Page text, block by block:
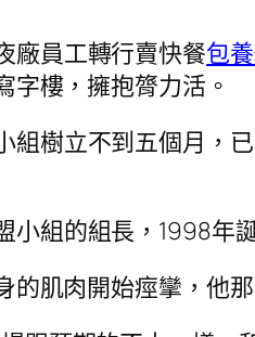
廠員工轉行賣快餐包
字樓，擁抱膂力活。
組樹立不到五個月，
小組的組長，1998年
的肌肉開始痙攣，他